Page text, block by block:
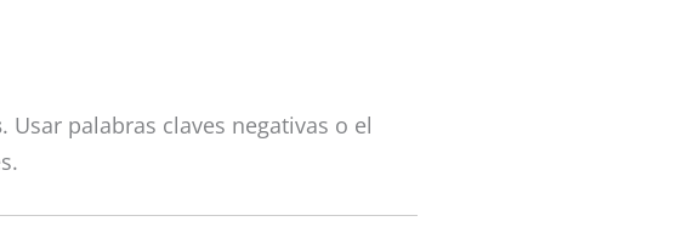
. Usar palabras claves negativas o el